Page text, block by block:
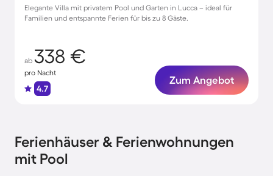
Elegante Villa mit privatem Pool und Garten in Lucca – ideal für
Familien und entspannte Ferien für bis zu 8 Gäste.
ab 338 €
pro Nacht
4.7
Zum Angebot
Ferienhäuser & Ferienwohnungen
mit Pool